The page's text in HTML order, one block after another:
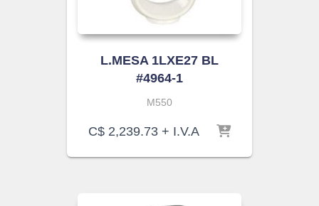
L.MESA 1LXE27 BL
#4964-1
M550
C$ 2,239.73 + I.V.A